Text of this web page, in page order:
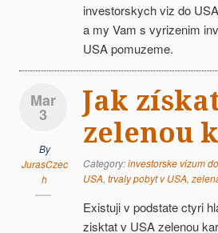
investorskych viz do
a my Vam s vyrizenim
USA pomuzeme.
Mar
3
By
JurasCzec
h
Jak
zelenou
Category:investorske vizum
USA, trvaly pobyt v USA,
Existuji v podstate ctyri
zisktat v USA zelenou